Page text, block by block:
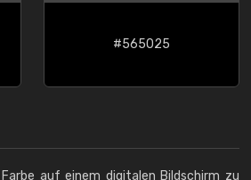
#565025
auf einem digitalen Bildschirm zu